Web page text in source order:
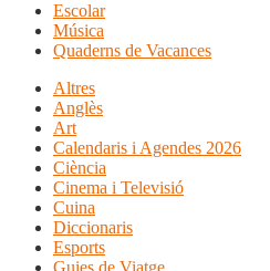
Escolar
Música
Quaderns de Vacances
Altres
Anglès
Art
Calendaris i Agendes 2026
Ciència
Cinema i Televisió
Cuina
Diccionaris
Esports
Guies de Viatge